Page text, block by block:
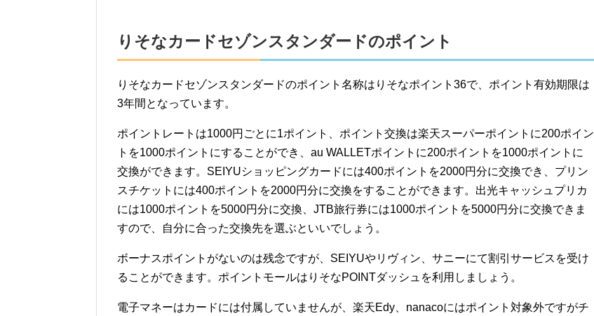
りそなカードセゾンスタンダードのポイント
りそなカードセゾンスタンダードのポイント名称はりそなポイント36で、ポイント有効期限は
3年間となっています。
ポイントレートは1000円ごとに1ポイント、ポイント交換は楽天スーパーポイントに200ポイン
トを1000ポイントにすることができ、au WALLETポイントに200ポイントを1000ポイントに
交換ができます。SEIYUショッピングカードには400ポイントを2000円分に交換でき、プリン
スチケットには400ポイントを2000円分に交換をすることができます。出光キャッシュプリカ
には1000ポイントを5000円分に交換、JTB旅行券には1000ポイントを5000円分に交換できま
すので、自分に合った交換先を選ぶといいでしょう。
ボーナスポイントがないのは残念ですが、SEIYUやリヴィン、サニーにて割引サービスを受け
ることができます。ポイントモールはりそなPOINTダッシュを利用しましょう。
電子マネーはカードには付属していませんが、楽天Edy、nanacoにはポイント対象外ですがチ